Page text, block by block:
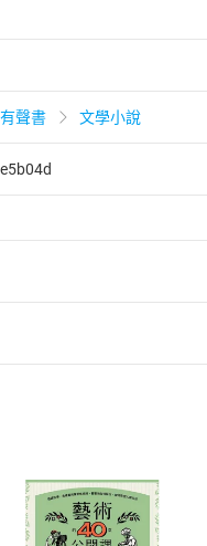
有聲書 文學小說
除權合理例外情事適用
售之商品為電子書，
場，並於「我的訂單
為您辦理退款事宜。
登入帳號
Login